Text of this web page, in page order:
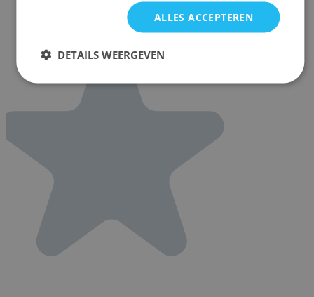
ALLES ACCEPTEREN
DETAILS WEERGEVEN